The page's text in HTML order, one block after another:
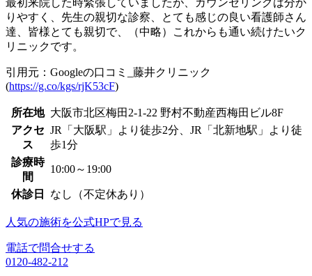
最初来院した時緊張していましたが、カウンセリングは分か
りやすく、先生の親切な診察、とても感じの良い看護師さん
達、皆様とても親切で、（中略）これからも通い続けたいク
リニックです。
引用元：Googleの口コミ_藤井クリニック
(https://g.co/kgs/rjK53cF)
所在地 大阪市北区梅田2-1-22 野村不動産西梅田ビル8F
アクセ
ス
JR「大阪駅」より徒歩2分、JR「北新地駅」より徒
歩1分
診療時
間
10:00～19:00
休診日 なし（不定休あり）
人気の施術を公式HPで見る
電話で問合せする
0120-482-212